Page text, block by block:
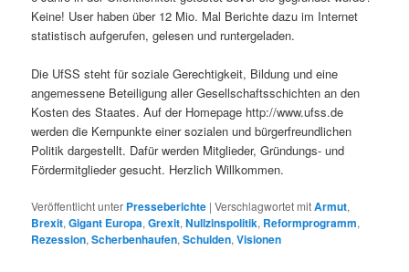
Keine! User haben über 12 Mio. Mal Berichte dazu im Internet
statistisch aufgerufen, gelesen und runtergeladen.
Die UfSS steht für soziale Gerechtigkeit, Bildung und eine
angemessene Beteiligung aller Gesellschaftsschichten an den
Kosten des Staates. Auf der Homepage http://www.ufss.de
werden die Kernpunkte einer sozialen und bürgerfreundlichen
Politik dargestellt. Dafür werden Mitglieder, Gründungs- und
Fördermitglieder gesucht. Herzlich Willkommen.
Veröffentlicht unter Presseberichte |Verschlagwortet mitArmut,
Brexit,Gigant Europa,Grexit,Nullzinspolitik, Reformprogramm,
Rezession,Scherbenhaufen,Schulden,Visionen